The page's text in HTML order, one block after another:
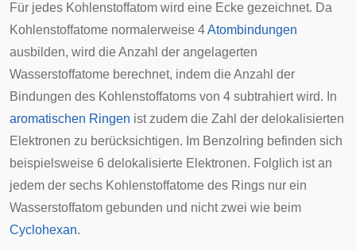
Für jedes Kohlenstoffatom wird eine Ecke gezeichnet. Da
Kohlenstoffatome normalerweise 4Atombindungen
ausbilden, wird die Anzahl der angelagerten
Wasserstoffatome berechnet, indem die Anzahl der
Bindungen des Kohlenstoffatoms von 4 subtrahiert wird. In
aromatischen Ringen ist zudem die Zahl der delokalisierten
Elektronen zu berücksichtigen. Im Benzolring befinden sich
beispielsweise 6 delokalisierte Elektronen. Folglich ist an
jedem der sechs Kohlenstoffatome des Rings nur ein
Wasserstoffatom gebunden und nicht zwei wie beim
Cyclohexan.